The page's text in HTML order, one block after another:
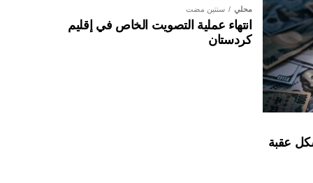
عقبة
محلي سنتين مضت
انتهاء عملية التصويت الخاص في إقليم
كردستان